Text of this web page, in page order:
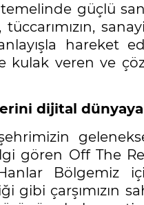
güçlü
tüccarımızın,
hareket
kulak veren ve
dijital dünyaya
gören Off The
Bölgemiz
gibi